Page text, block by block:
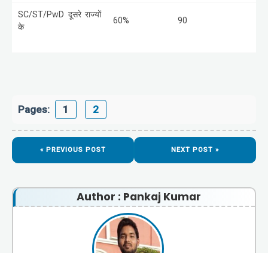
SC/ST/PwD दूसरे राज्यों
के
60% 90
Pages: 1 2
« PREVIOUS POST NEXT POST »
Author : Pankaj Kumar